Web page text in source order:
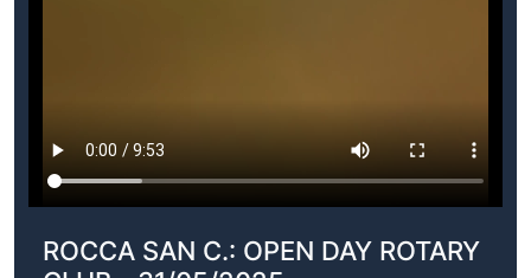
ROCCA SAN C.: OPEN DAY ROTARY